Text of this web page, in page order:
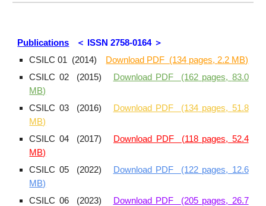
Publications ＜ ISSN 2758-0164 ＞
CSILC 01 (2014) Download PDF (134 pages, 2.2 MB)
CSILC 02 (2015)
Download PDF (162pages, 83.0
MB)
CSILC 03 (2016)
Download PDF (134pages, 51.8
MB)
CSILC 04 (2017)
Download PDF (118 pages, 52.4
MB)
CSILC 05 (2022)
Download PDF (122 pages, 12.6
MB)
CSILC 06 (2023)
Download PDF (205 pages, 26.7